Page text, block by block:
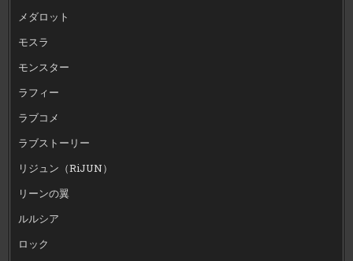
メダロット
モスラ
モンスター
ラフィー
ラブコメ
ラブストーリー
リジュン（RiJUN）
リーンの翼
ルルシア
ロック